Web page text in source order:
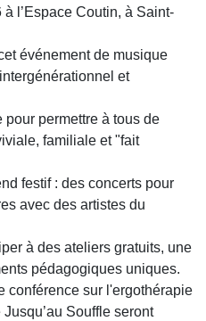
l’Espace Coutin, à Saint-
événement de musique
et
pour permettre à tous de
familiale et "fait
festif : des concerts pour
avec des artistes du
à des ateliers gratuits, une
pédagogiques uniques.
conférence sur l'ergothérapie
Souffle seront